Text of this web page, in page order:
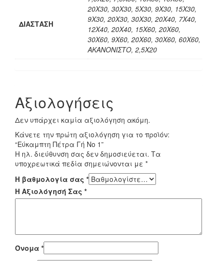
ΔΙΑΣΤΑΣΗ
20Χ30, 30Χ30, 5Χ30, 9Χ30, 15Χ30,
9Χ30, 20Χ30, 30Χ30, 20Χ40, 7Χ40,
12Χ40, 20Χ40, 15Χ60, 20Χ60,
30Χ60, 9Χ60, 20Χ60, 30Χ60, 60Χ60,
ΑΚΑΝΟΝΙΣΤΟ, 2,5Χ20
Αξιολογήσεις
Δεν υπάρχει καμία αξιολόγηση ακόμη.
Κάνετε την πρώτη αξιολόγηση για το προϊόν:
“Εύκαμπτη Πέτρα Γή No 1”
Η ηλ. διεύθυνση σας δεν δημοσιεύεται. Τα
υποχρεωτικά πεδία σημειώνονται με *
Η βαθμολογία σας *
Η Αξιολόγησή Σας *
Όνομα *